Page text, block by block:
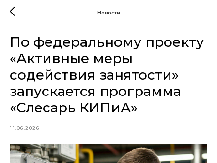
Новости
По федеральному проекту
«Активные меры
содействия занятости»
запускается программа
«Слесарь КИПиА»
11.06.2026